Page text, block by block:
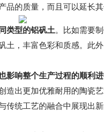
的质量，而且可以延长其
类型的铝矾土。比如需要
，丰富色彩和质感。此
影响整个生产过程的顺利进
出更加优雅耐用的陶瓷
统工艺的融合中展现出新